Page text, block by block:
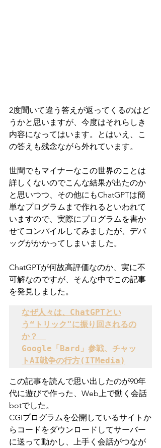
2度聞いて違う答えが返ってくるのはど
うかと思いますが、今度はそれらしき
内容になってはいます。とはいえ、こ
の答えも残念ながら外れています。
世間でもマイナーなこの世界のことは
詳しくないのでこんな結果が出たのか
と思いつつ、その他にもChatGPTは簡
単なプログラムまで作れるといわれて
いますので、実際にプログラムを書か
せてコンパイルしてみましたが、デバ
ッグがかかってしまいました。
ChatGPTが何故高評価なのか、実に不
可解なのですが、そんな中でこの記事
を発見しました。
なぜ人々は、ChatGPTとい
う“トリック"に振り回されるの
か？
Google「Bard」参戦、チャッ
トAI戦争の行方(ITMedia)
この記事を読んで思い出したのが90年
代に遊びで作った、Web上で動く会話
botでした。
CGIプログラムを公開しているサイトか
らコードをダウンロードしてサーバー
に送って動かし、上手く会話がつなが